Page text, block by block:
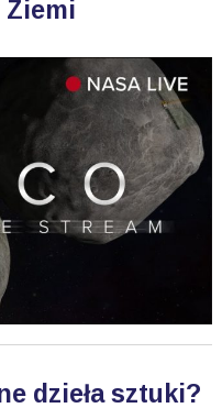
Ziemi
dzieła sztuki?